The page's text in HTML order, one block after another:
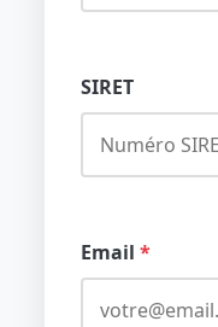
SIRET
Email*